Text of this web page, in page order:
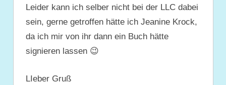
Leider kann ich selber nicht bei der LLC dabei
sein, gerne getroffen hätte ich Jeanine Krock,
da ich mir von ihr dann ein Buch hätte
signieren lassen 😉
LIeber Gruß